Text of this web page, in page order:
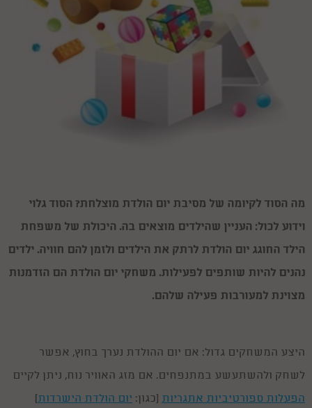
מה הסוד לקיומה של מסיבת יום הולדת מוצלחת? הסוד גלוי
וידוע לכול: העניין שהילדים מוצאים בה. היכולת של משפחת
הילד החוגג יום הולדת לרתק את הילדים ולזמן להם חוויה. ילדים
נהנים להיות שותפים לפעילות. משחקי יום הולדת הם הזדמנות
מצוינת למעורבות פעילה שלהם.
היצע המשחקים גדול: אם יום ההולדת נערך בחוץ, אפשר
לשחק ולהשתעשע במתנפחים. אם מזג האוויר נוח, ניתן לקיים
הפעלות ספורטיביות אתגריות (כגון: יום הולדת הישרדות)